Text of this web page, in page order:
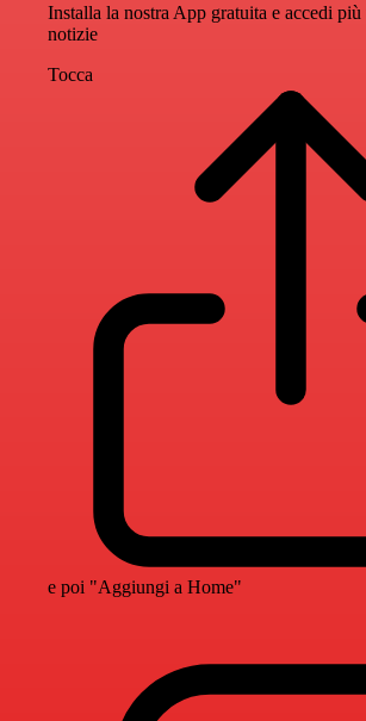
Installa la nostra App gratuita e accedi
notizie
Tocca
e poi "Aggiungi a Home"